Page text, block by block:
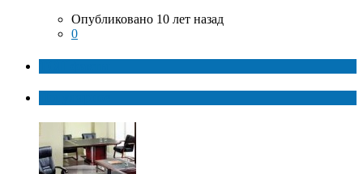
Опубликовано 10 лет назад
0